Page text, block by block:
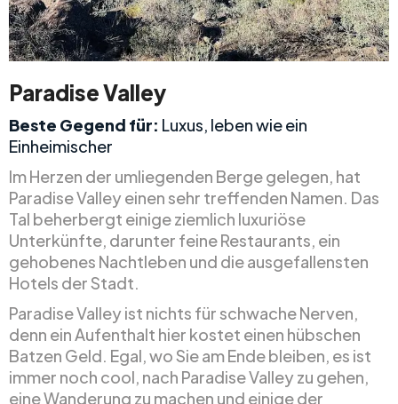
Paradise Valley
Beste Gegend für: Luxus, leben wie ein
Einheimischer
Im Herzen der umliegenden Berge gelegen, hat
Paradise Valley einen sehr treffenden Namen. Das
Tal beherbergt einige ziemlich luxuriöse
Unterkünfte, darunter feine Restaurants, ein
gehobenes Nachtleben und die ausgefallensten
Hotels der Stadt.
Paradise Valley ist nichts für schwache Nerven,
denn ein Aufenthalt hier kostet einen hübschen
Batzen Geld. Egal, wo Sie am Ende bleiben, es ist
immer noch cool, nach Paradise Valley zu gehen,
eine Wanderung zu machen und einige der